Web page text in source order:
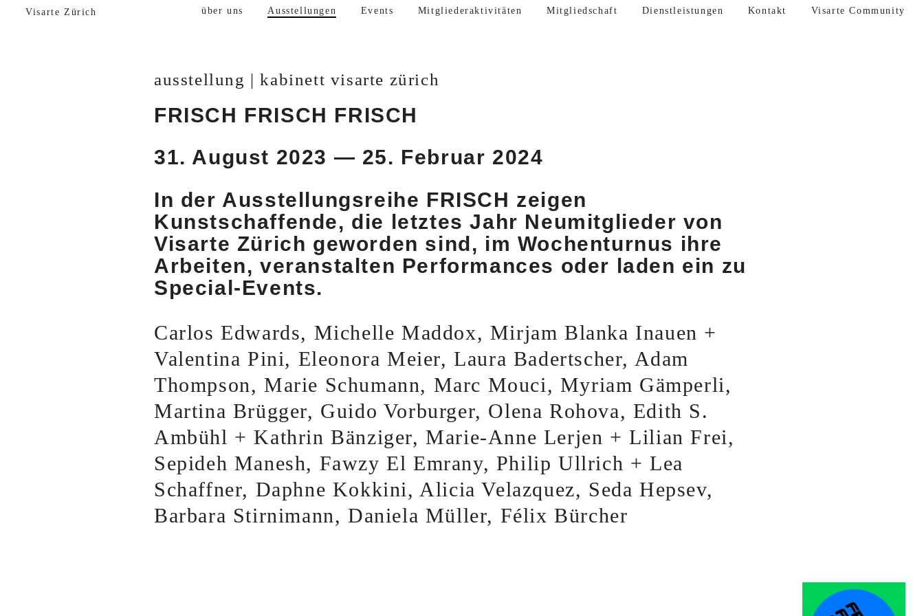
Visarte Zürich über uns Ausstellungen Events Mitgliederaktivitäten Mitgliedschaft Dienstleistungen Kontakt Visarte Community
ausstellung | kabinett visarte zürich
FRISCH FRISCH FRISCH
31. August 2023 — 25. Februar 2024
In der Ausstellungsreihe FRISCH zeigen
Kunstschaffende, die letztes Jahr Neumitglieder von
Visarte Zürich geworden sind, im Wochenturnus ihre
Arbeiten, veranstalten Performances oder laden ein zu
Special-Events.
Carlos Edwards, Michelle Maddox, Mirjam Blanka Inauen +
Valentina Pini, Eleonora Meier, Laura Badertscher, Adam
Thompson, Marie Schumann, Marc Mouci, Myriam Gämperli,
Martina Brügger, Guido Vorburger, Olena Rohova, Edith S.
Ambühl + Kathrin Bänziger, Marie-Anne Lerjen + Lilian Frei,
Sepideh Manesh, Fawzy El Emrany, Philip Ullrich + Lea
Schaffner, Daphne Kokkini, Alicia Velazquez, Seda Hepsev,
Barbara Stirnimann, Daniela Müller, Félix Bürcher